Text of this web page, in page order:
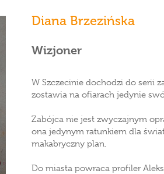
Diana Brzezińska
Wizjoner
W Szczecinie dochodzi do serii
zostawia na ofiarach jedynie
Zabójca nie jest zwyczajnym
ona jedynym ratunkiem dla
makabryczny plan.
Do miasta powraca profiler